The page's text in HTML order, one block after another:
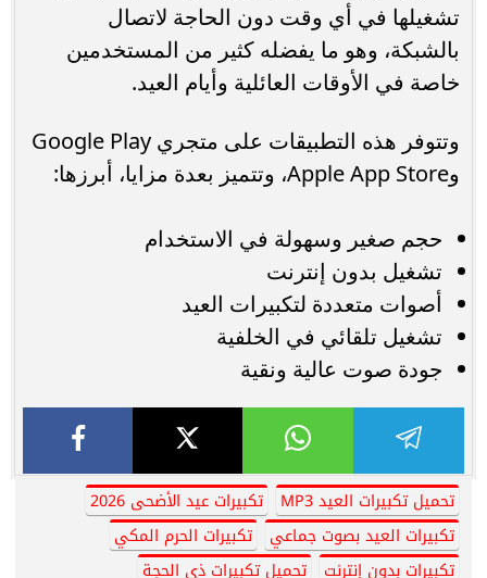
تشغيلها في أي وقت دون الحاجة لاتصال
بالشبكة، وهو ما يفضله كثير من المستخدمين
خاصة في الأوقات العائلية وأيام العيد.
وتتوفر هذه التطبيقات على متجري Google Play
وApple App Store، وتتميز بعدة مزايا، أبرزها:
حجم صغير وسهولة في الاستخدام
تشغيل بدون إنترنت
أصوات متعددة لتكبيرات العيد
تشغيل تلقائي في الخلفية
جودة صوت عالية ونقية
تحميل تكبيرات العيد MP3
تكبيرات عيد الأضحى 2026
تكبيرات العيد بصوت جماعي
تكبيرات الحرم المكي
تكبيرات بدون إنترنت
تحميل تكبيرات ذي الحجة